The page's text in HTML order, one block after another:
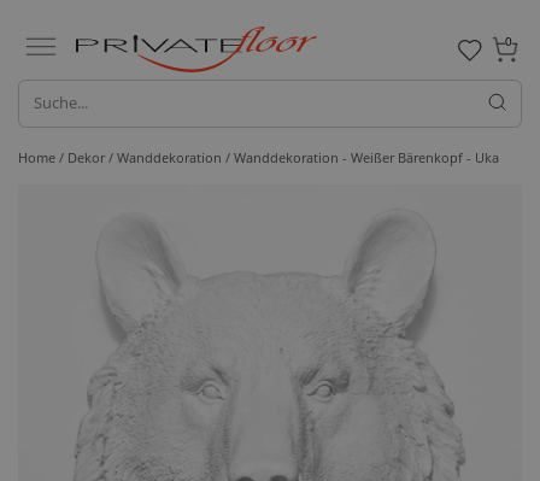
0
Home / Dekor / Wanddekoration / Wanddekoration - Weißer Bärenkopf - Uka